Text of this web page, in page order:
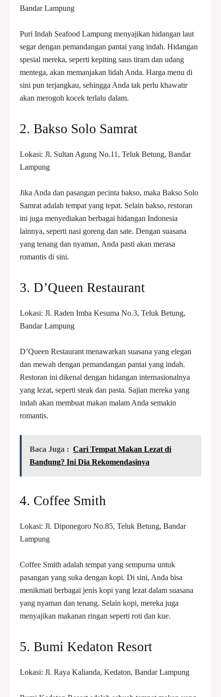
Bandar Lampung
Puri Indah Seafood Lampung menyajikan hidangan laut
segar dengan pemandangan pantai yang indah. Hidangan
spesial mereka, seperti kepiting saus tiram dan udang
mentega, akan memanjakan lidah Anda. Harga menu di
sini pun terjangkau, sehingga Anda tak perlu khawatir
akan merogoh kocek terlalu dalam.
2. Bakso Solo Samrat
Lokasi: Jl. Sultan Agung No.11, Teluk Betung, Bandar
Lampung
Jika Anda dan pasangan pecinta bakso, maka Bakso Solo
Samrat adalah tempat yang tepat. Selain bakso, restoran
ini juga menyediakan berbagai hidangan Indonesia
lainnya, seperti nasi goreng dan sate. Dengan suasana
yang tenang dan nyaman, Anda pasti akan merasa
romantis di sini.
3. D’Queen Restaurant
Lokasi: Jl. Raden Imba Kesuma No.3, Teluk Betung,
Bandar Lampung
D’Queen Restaurant menawarkan suasana yang elegan
dan mewah dengan pemandangan pantai yang indah.
Restoran ini dikenal dengan hidangan internasionalnya
yang lezat, seperti steak dan pasta. Sajian mereka yang
indah akan membuat makan malam Anda semakin
romantis.
Baca Juga : Cari Tempat Makan Lezat di
Bandung? Ini Dia Rekomendasinya
4. Coffee Smith
Lokasi: Jl. Diponegoro No.85, Teluk Betung, Bandar
Lampung
Coffee Smith adalah tempat yang sempurna untuk
pasangan yang suka dengan kopi. Di sini, Anda bisa
menikmati berbagai jenis kopi yang lezat dalam suasana
yang nyaman dan tenang. Selain kopi, mereka juga
menyajikan makanan ringan seperti roti dan kue.
5. Bumi Kedaton Resort
Lokasi: Jl. Raya Kalianda, Kedaton, Bandar Lampung